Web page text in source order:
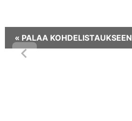
« PALAA KOHDELISTAUKSEEN